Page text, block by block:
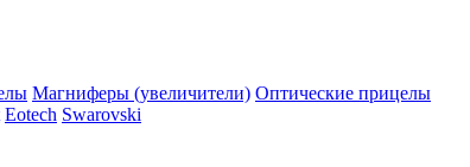
Магниферы (увеличители) Оптические прицелы
Eotech Swarovski